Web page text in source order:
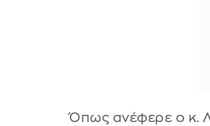
Όπως ανέφερε ο κ.